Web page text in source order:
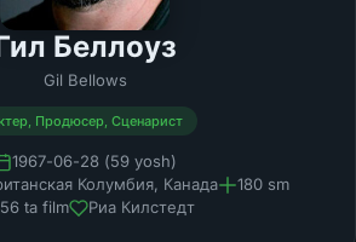
Беллоуз
Gil Bellows
Продюсер, Сценарист
1967-06-28 (59 yosh)
Колумбия, Канада
180 sm
ta film
Риа Килстедт